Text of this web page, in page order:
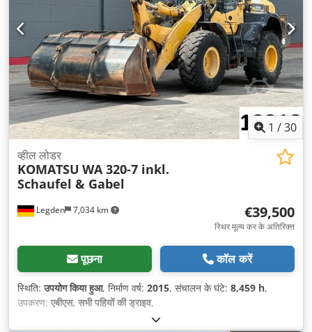
1 /30
Legden 7,034 km
व्हील लोडर
KOMATSU WA 320-7 inkl.
Schaufel & Gabel
€39,500
स्थिर मूल्य कर के अतिरिक्त
पूछना कॉल करें
स्थिति:उपयोग किया हुआ, निर्माण वर्ष: 2015, संचालन के घंटे: 8,459 h,
उपकरण: एबीएस, सभी पहियों की ड्राइव,